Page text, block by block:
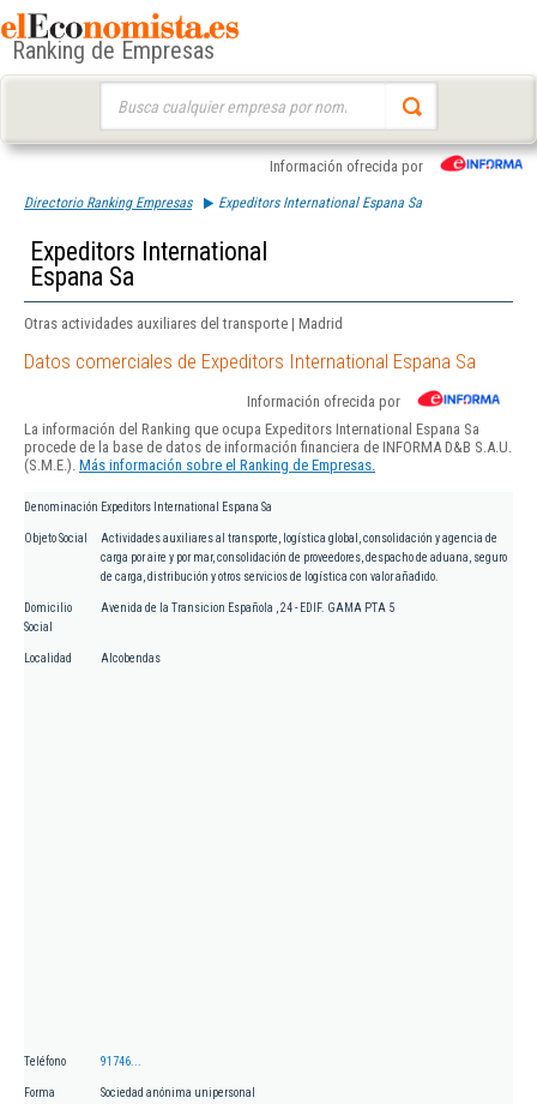
Ranking de Empresas
Información ofrecida por
Directorio Ranking Empresas Expeditors International Espana Sa
Expeditors International
Espana Sa
Otras actividades auxiliares del transporte | Madrid
Datos comerciales de Expeditors International Espana Sa
Información ofrecida por
La información del Ranking que ocupa Expeditors International Espana Sa
procede de la base de datos de información financiera de INFORMA D&B S.A.U.
(S.M.E.). Más información sobre el Ranking de Empresas.
Denominación Expeditors International Espana Sa
Objeto Social
Actividades auxiliares al transporte, logística global, consolidación y agencia de
carga por aire y por mar, consolidación de proveedores, despacho de aduana, seguro
de carga, distribución y otros servicios de logística con valor añadido.
Domicilio
Social
Avenida de la Transicion Española , 24 - EDIF. GAMA PTA 5
Localidad Alcobendas
Teléfono 91746...
Forma
Sociedad anónima unipersonal